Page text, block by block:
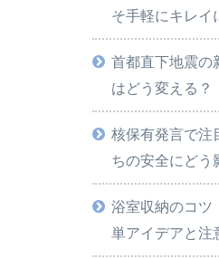
そ手軽にキレイ
首都直下地震の
はどう変える？
核保有発言で注
ちの安全にどう
浴室収納のコツ
単アイデアと注